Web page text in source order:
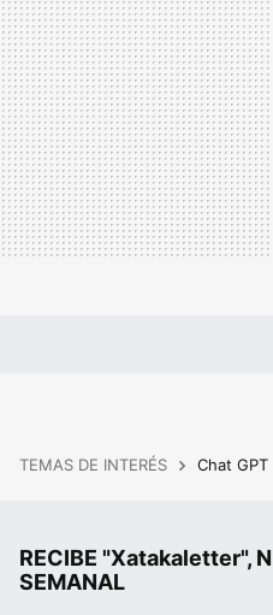
TEMAS DE INTERÉS Chat GPT
RECIBE "Xatakaletter",
SEMANAL